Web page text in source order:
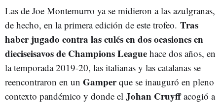
Las de Joe Montemurro ya se midieron a las azulgranas,
de hecho, en la primera edición de este trofeo. Tras
haber jugado contra las culés en dos ocasiones en
dieciseisavos de Champions League hace dos años, en
la temporada 2019-20, las italianas y las catalanas se
reencontraron en un Gamperque se inauguró en pleno
contexto pandémico y donde el Johan Cruyffacogió a